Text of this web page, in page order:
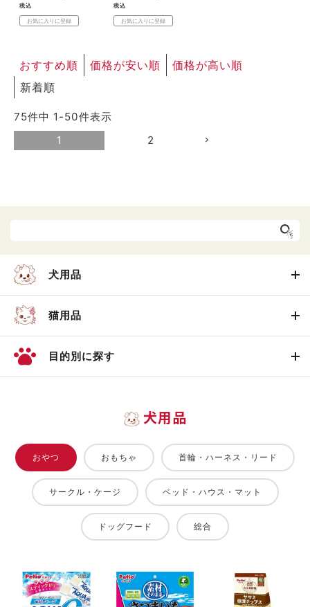
税込
お気に入りに登録
税込
お気に入りに登録
おすすめ順 価格が安い順
価格が高い順
新着順
75件中 1 -50件表示
1
2
犬用品
猫用品
目的別に探す
犬用品
おやつ おもちゃ 首輪・ハーネス・リード
サークル・ケージ ベッド・ハウス・マット
ドッグフード 総合